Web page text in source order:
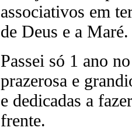
associativos em
de Deus e a Maré.
Passei só 1 ano
prazerosa e
e dedicadas a
frente.